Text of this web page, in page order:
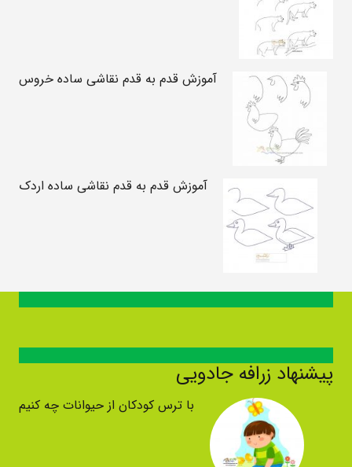
آموزش قدم به قدم نقاشی ساده خروس
آموزش قدم به قدم نقاشی ساده اردک
پیشنهاد زرافه جادویی
با ترس کودکان از حیوانات چه کنیم